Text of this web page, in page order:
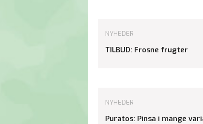
NYHEDER
TILBUD: Frosne frugter
NYHEDER
Puratos: Pinsa i mange